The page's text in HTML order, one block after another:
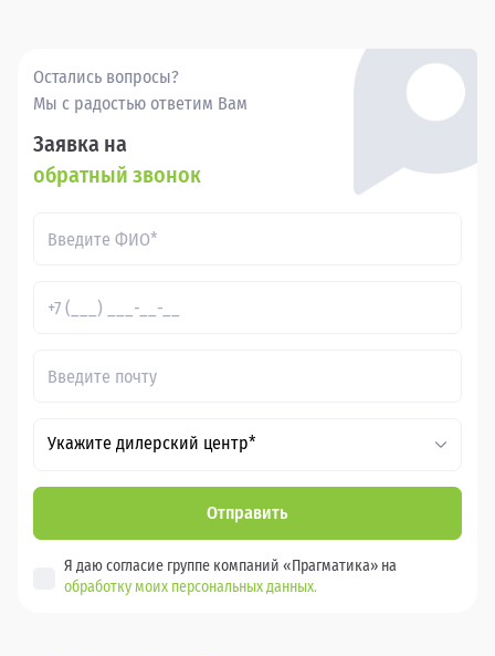
Остались вопросы?
Мы с радостью ответим Вам
Заявка на
обратный звонок
Укажите дилерский центр*
Отправить
Я даю согласие группе компаний «Прагматика» на
обработку моих персональных данных.